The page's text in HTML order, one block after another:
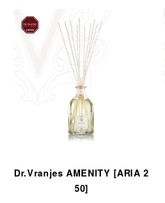
Dr.Vranjes AMENITY [ARIA 2
50]